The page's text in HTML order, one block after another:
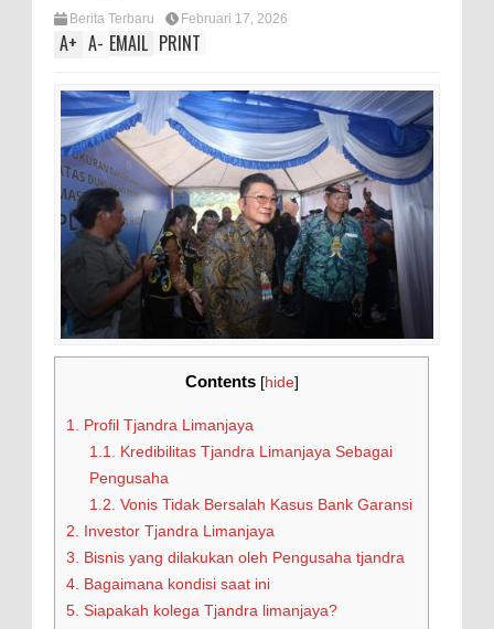
Berita Terbaru Februari 17, 2026
A+ A- EMAIL PRINT
Contents [hide]
1. Profil Tjandra Limanjaya
1.1. Kredibilitas Tjandra Limanjaya Sebagai
Pengusaha
1.2. Vonis Tidak Bersalah Kasus Bank Garansi
2. Investor Tjandra Limanjaya
3. Bisnis yang dilakukan oleh Pengusaha tjandra
4. Bagaimana kondisi saat ini
5. Siapakah kolega Tjandra limanjaya?